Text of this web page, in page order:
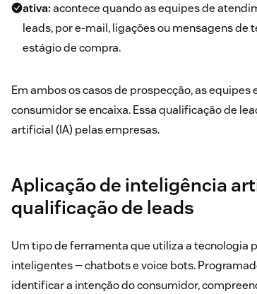
ativa:acontece quando as equipes de
leads, por e-mail, ligações ou mensagens de
estágio de compra.
Em ambos os casos de prospecção, as
consumidor se encaixa.Essa qualificação de
artificial (IA) pelas empresas.
Aplicação de inteligência
qualificação de leads
Um tipo de ferramenta que utiliza a tecnologia
inteligentes — chatbots e voice bots.
identificar a intenção do consumidor,